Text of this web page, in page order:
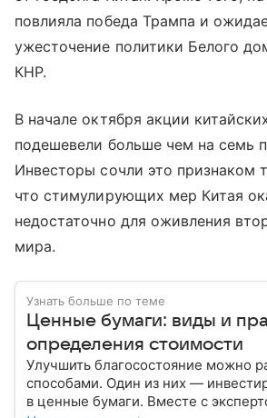
повлияла победа Трампа и
ужесточение политики Белого
КНР.
В начале октября акции
подешевели больше чем на семь
Инвесторы сочли это признаком
что стимулирующих мер Китая
недостаточно для оживления
мира.
Узнать больше по теме
Ценные бумаги: виды и
определения стоимости
Улучшить благосостояние можно
способами. Один из них —
в ценные бумаги. Вместе с